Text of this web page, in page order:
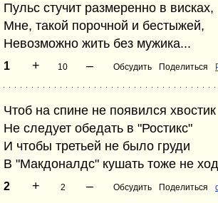
Пульс стучит размеренно в висках,
Мне, такой порочной и бестыжей,
Невозможно жить без мужика...
1 + 10 – Обсудить Поделиться
Чтоб на спине не появился хвостик
Не следует обедать в "Ростикс"
И чтобы третьей не было груди
В "Макдоналдс" кушать тоже не
2 + 2 – Обсудить Поделиться